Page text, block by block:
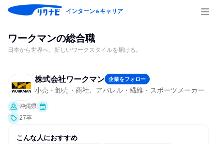
インターン＆キャリア
ワークマンの総合職
日本から世界へ。新しいワークスタイルを届ける。
株式会社ワークマン 企業をフォロー
小売・卸売・商社、アパレル・繊維・スポーツメーカー
沖縄県
27卒
こんな人におすすめ